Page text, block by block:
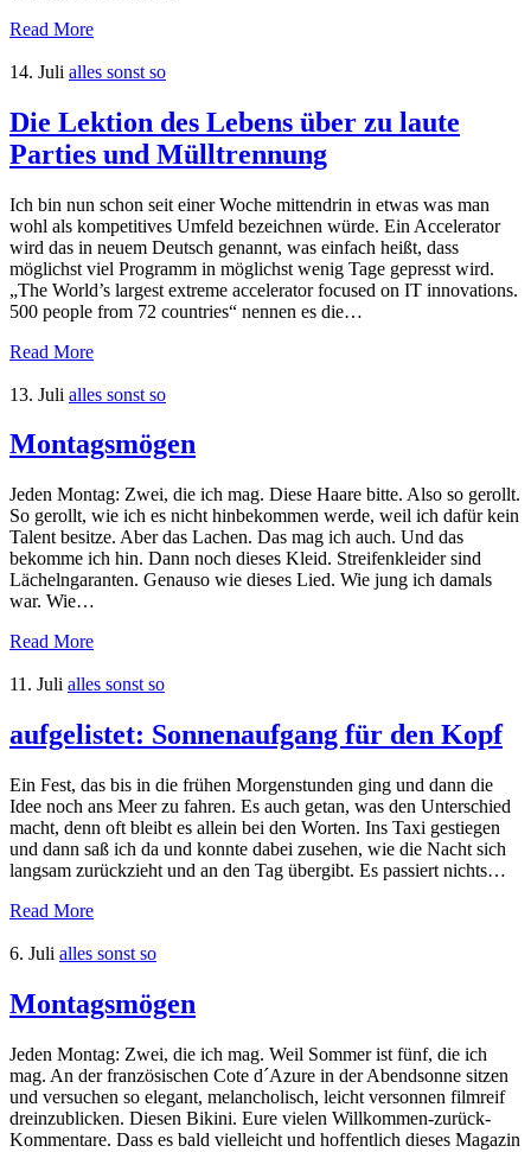
Read More
14. Juli alles sonst so
Die Lektion des Lebens über zu laute
Parties und Mülltrennung
Ich bin nun schon seit einer Woche mittendrin in etwas was man
wohl als kompetitives Umfeld bezeichnen würde. Ein Accelerator
wird das in neuem Deutsch genannt, was einfach heißt, dass
möglichst viel Programm in möglichst wenig Tage gepresst wird.
„The World’s largest extreme accelerator focused on IT innovations.
500 people from 72 countries“ nennen es die…
Read More
13. Juli alles sonst so
Montagsmögen
Jeden Montag: Zwei, die ich mag. Diese Haare bitte. Also so gerollt.
So gerollt, wie ich es nicht hinbekommen werde, weil ich dafür kein
Talent besitze. Aber das Lachen. Das mag ich auch. Und das
bekomme ich hin. Dann noch dieses Kleid. Streifenkleider sind
Lächelngaranten. Genauso wie dieses Lied. Wie jung ich damals
war. Wie…
Read More
11. Juli alles sonst so
aufgelistet: Sonnenaufgang für den Kopf
Ein Fest, das bis in die frühen Morgenstunden ging und dann die
Idee noch ans Meer zu fahren. Es auch getan, was den Unterschied
macht, denn oft bleibt es allein bei den Worten. Ins Taxi gestiegen
und dann saß ich da und konnte dabei zusehen, wie die Nacht sich
langsam zurückzieht und an den Tag übergibt. Es passiert nichts…
Read More
6. Juli alles sonst so
Montagsmögen
Jeden Montag: Zwei, die ich mag. Weil Sommer ist fünf, die ich
mag. An der französischen Cote d´Azure in der Abendsonne sitzen
und versuchen so elegant, melancholisch, leicht versonnen filmreif
dreinzublicken. Diesen Bikini. Eure vielen Willkommen-zurück-
Kommentare. Dass es bald vielleicht und hoffentlich dieses Magazin